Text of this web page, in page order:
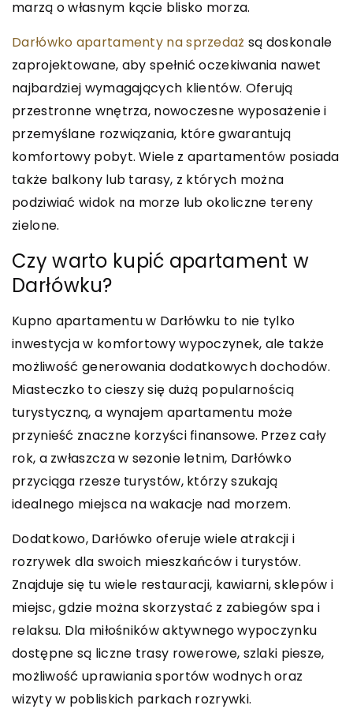
marzą o własnym kącie blisko morza.
Darłówko apartamenty na sprzedaż są doskonale
zaprojektowane, aby spełnić oczekiwania nawet
najbardziej wymagających klientów. Oferują
przestronne wnętrza, nowoczesne wyposażenie i
przemyślane rozwiązania, które gwarantują
komfortowy pobyt. Wiele z apartamentów posiada
także balkony lub tarasy, z których można
podziwiać widok na morze lub okoliczne tereny
zielone.
Czy warto kupić apartament w
Darłówku?
Kupno apartamentu w Darłówku to nie tylko
inwestycja w komfortowy wypoczynek, ale także
możliwość generowania dodatkowych dochodów.
Miasteczko to cieszy się dużą popularnością
turystyczną, a wynajem apartamentu może
przynieść znaczne korzyści finansowe. Przez cały
rok, a zwłaszcza w sezonie letnim, Darłówko
przyciąga rzesze turystów, którzy szukają
idealnego miejsca na wakacje nad morzem.
Dodatkowo, Darłówko oferuje wiele atrakcji i
rozrywek dla swoich mieszkańców i turystów.
Znajduje się tu wiele restauracji, kawiarni, sklepów i
miejsc, gdzie można skorzystać z zabiegów spa i
relaksu. Dla miłośników aktywnego wypoczynku
dostępne są liczne trasy rowerowe, szlaki piesze,
możliwość uprawiania sportów wodnych oraz
wizyty w pobliskich parkach rozrywki.